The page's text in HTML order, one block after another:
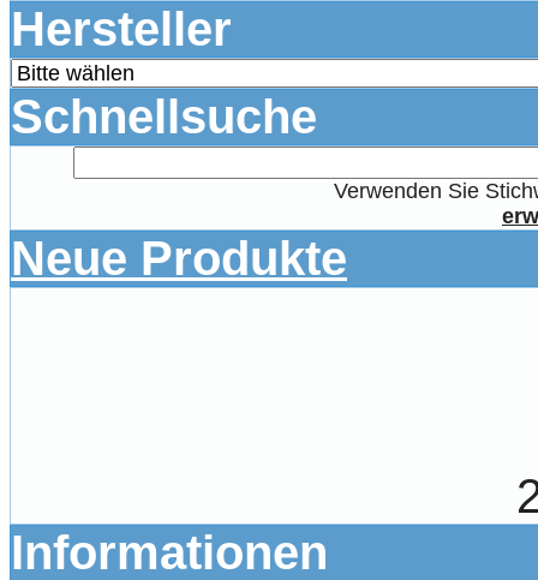
Hersteller
Schnellsuche
Verwenden Sie
Neue Produkte
Informationen